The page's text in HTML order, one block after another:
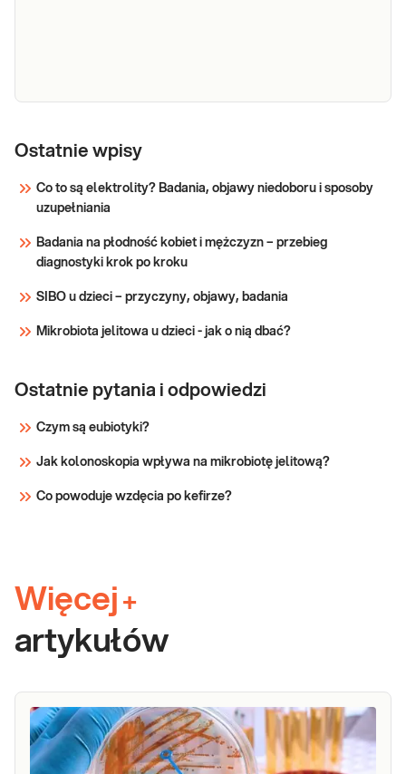
rany (bad.
wykonywany jest w diagnostyce
przyrannych i w nieprawidłowym procesie
Ostatnie wpisy
Co to są elektrolity? Badania, objawy niedoboru i sposoby
uzupełniania
Badania na płodność kobiet i mężczyzn – przebieg
diagnostyki krok po kroku
SIBO u dzieci – przyczyny, objawy, badania
Mikrobiota jelitowa u dzieci - jak o nią dbać?
Ostatnie pytania i odpowiedzi
Czym są eubiotyki?
Jak kolonoskopia wpływa na mikrobiotę jelitową?
Co powoduje wzdęcia po kefirze?
Więcej +
artykułów